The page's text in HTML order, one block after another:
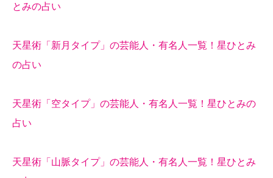
とみの占い
天星術「新月タイプ」の芸能人・有名人一覧！星ひとみ
の占い
天星術「空タイプ」の芸能人・有名人一覧！星ひとみの
占い
天星術「山脈タイプ」の芸能人・有名人一覧！星ひとみ